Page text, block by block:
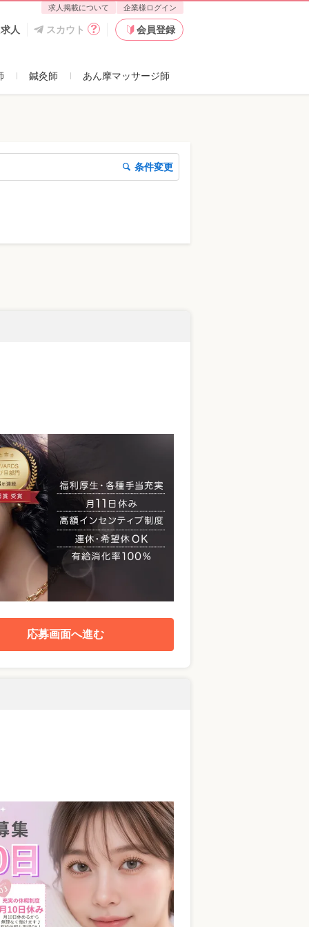
求人掲載について 企業様ログイン
人 スカウト 会員登録
鍼灸師 あん摩マッサージ師
条件変更
応募画面へ進む